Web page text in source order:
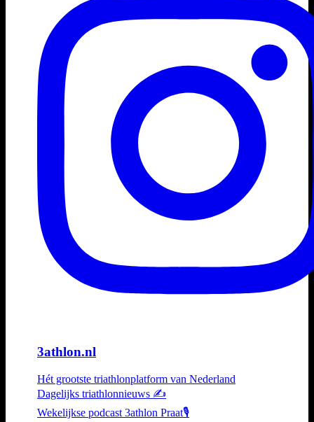
3athlon.nl
Hét grootste triathlonplatform van Nederland
Dagelijks triathlonnieuws ✍️
Wekelijkse podcast 3athlon Praat🎙️